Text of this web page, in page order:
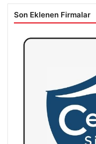
Son Eklenen Firmalar